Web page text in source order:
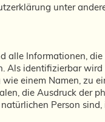
unter
alle Informationen,
Als identifizierbar
einem Namen, zu
die Ausdruck der
Person